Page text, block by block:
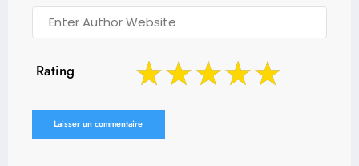
Rating